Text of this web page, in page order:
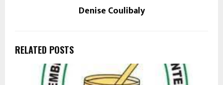
Denise Coulibaly
RELATED POSTS